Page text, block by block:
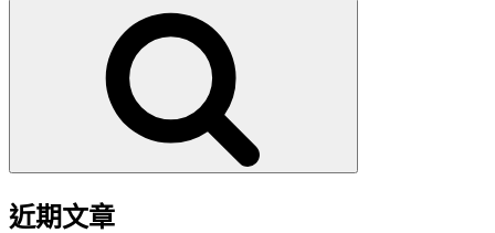
近期文章